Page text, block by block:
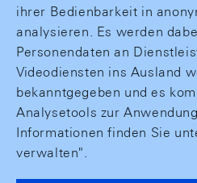
ihrer Bedienbarkeit in
analysieren. Es werden
Personendaten an
Videodiensten ins Ausland
bekanntgegeben und es
Analysetools zur
Informationen finden Sie
verwalten".